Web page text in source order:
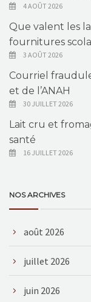
4 AOÛT 2026
Que valent les
fournitures
3 AOÛT 2026
Courriel
et de l’ANAH
30 JUILLET 2026
Lait cru et
santé
16 JUILLET 2026
NOS ARCHIVES
août 2026
juillet 2026
juin 2026